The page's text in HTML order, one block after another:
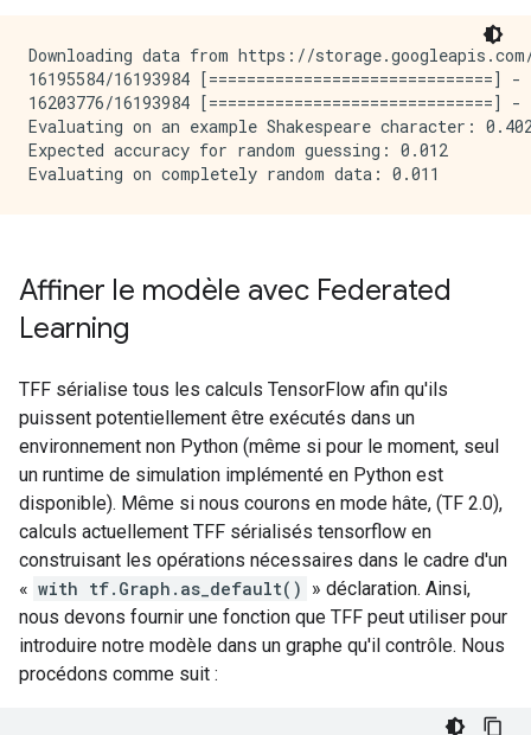
Downloading data from https://
16195584/16193984
16203776/16193984
Evaluating on an example Shakespeare character:
Expected accuracy for random guessing: 0.012
Affiner le modèle avec Federated
Learning
TFF sérialise tous les calculs TensorFlow afin qu'ils
puissent potentiellement être exécutés dans un
environnement non Python (même si pour le moment, seul
un runtime de simulation implémenté en Python est
disponible). Même si nous courons en mode hâte, (TF 2.0),
calculs actuellement TFF sérialisés tensorflow en
construisant les opérations nécessaires dans le cadre d'un
« with tf.Graph.as_default() » déclaration. Ainsi,
nous devons fournir une fonction que TFF peut utiliser pour
introduire notre modèle dans un graphe qu'il contrôle. Nous
procédons comme suit :